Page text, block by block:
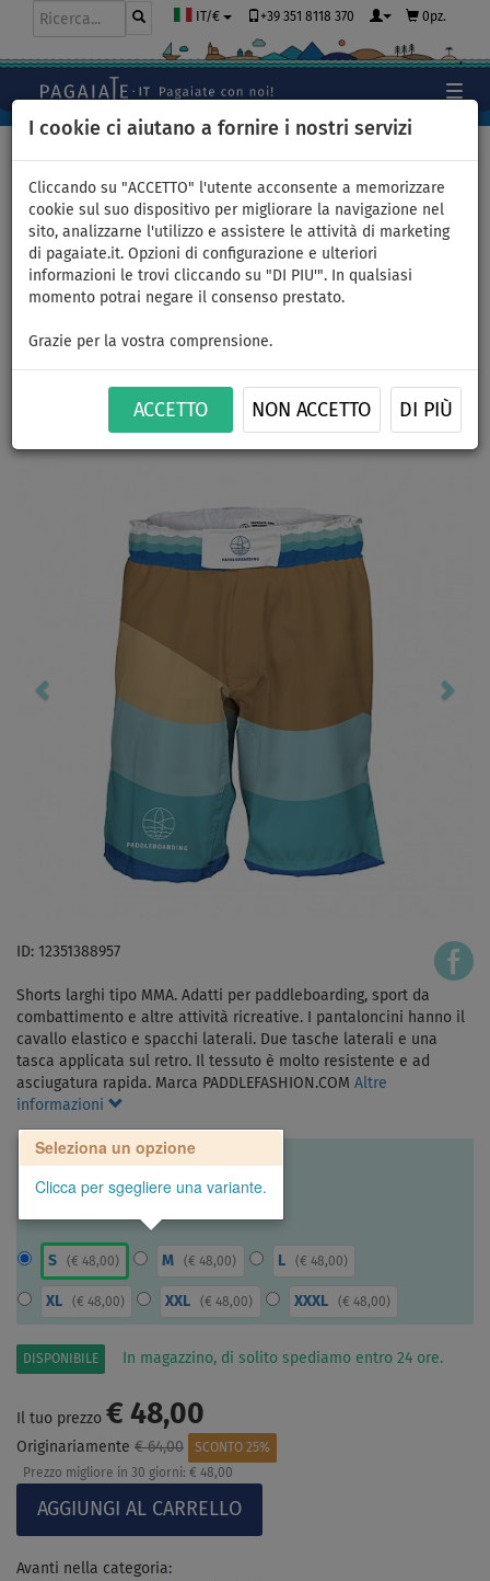
I cookie ci aiutano a fornire i nostri servizi
Cliccando su "ACCETTO" l'utente acconsente a memorizzare
cookie sul suo dispositivo per migliorare la navigazione nel
sito, analizzarne l'utilizzo e assistere le attività di marketing
di pagaiate.it. Opzioni di configurazione e ulteriori
informazioni le trovi cliccando su "DI PIU'". In qualsiasi
momento potrai negare il consenso prestato.
Grazie per la vostra comprensione.
ACCETTO NON ACCETTO DI PIÙ
IT/€ +39 351 8118 370 0pz.
Shorts uomo MMA
PADDELBOARDING WAVE taglio
comodo - taglia: S
Previous Next
ID: 12351388957
Shorts larghi tipo MMA. Adatti per paddleboarding, sport da
combattimento e altre attività ricreative. I pantaloncini hanno il
cavallo elastico e spacchi laterali. Due tasche laterali e una
tasca applicata sul retro. Il tessuto è molto resistente e ad
asciugatura rapida. Marca PADDLEFASHION.COM Altre
informazioni
Seleziona un opzione
Clicca per sgegliere una variante.
S ( € 48,00) M (€ 48,00) L ( € 48,00)
XL ( € 48,00) XXL (€ 48,00) XXXL ( € 48,00)
DISPONIBILE In magazzino, di solito spediamo entro 24 ore.
Il tuo prezzo € 48,00
Originariamente € 64,00
SCONTO 25%
Prezzo migliore in 30 giorni: € 48,00
Avanti nella categoria: